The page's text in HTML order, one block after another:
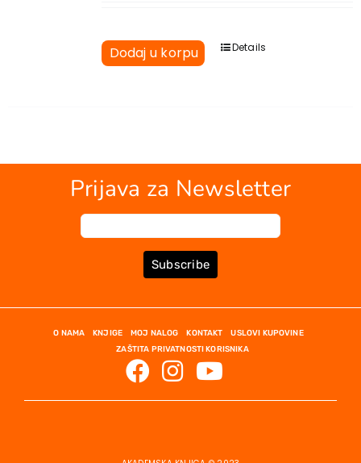
Dodaj u korpu Details
Prijava za Newsletter
Subscribe
O NAMA KNJIGE MOJ NALOG KONTAKT
USLOVI KUPOVINE
ZAŠTITA PRIVATNOSTI KORISNIKA